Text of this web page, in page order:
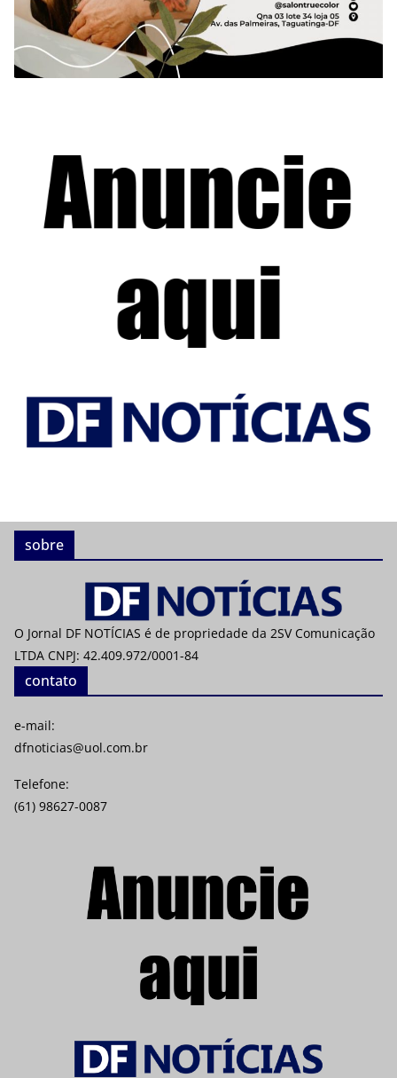
sobre
O Jornal DF NOTÍCIAS é de propriedade da 2SV Comunicação
LTDA CNPJ: 42.409.972/0001-84
contato
e-mail:
dfnoticias@uol.com.br
Telefone:
(61) 98627-0087